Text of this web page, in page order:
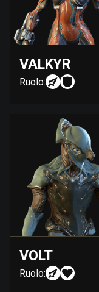
VALKYR
Ruolo:
VOLT
Ruolo: